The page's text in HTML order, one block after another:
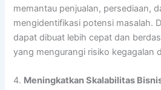
memantau penjualan, persediaan,
mengidentifikasi potensi masalah.
dapat dibuat lebih cepat dan
yang mengurangi risiko kegagalan
4. Meningkatkan Skalabilitas